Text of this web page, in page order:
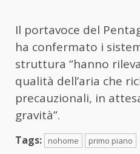
Il portavoce del
ha confermato i
struttura “hanno
qualità dell’aria che
precauzionali, in
gravità”.
Tags: nohome primo piano